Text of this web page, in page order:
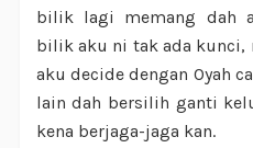
bilik lagi memang dah
bilik aku ni tak ada kunci,
aku decide dengan Oyah
lain dah bersilih ganti
kena berjaga-jaga kan.